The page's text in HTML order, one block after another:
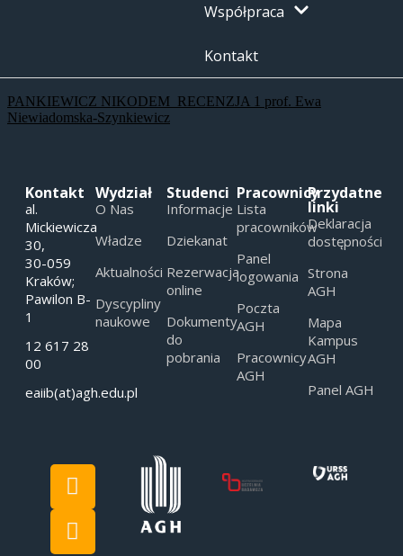
Współpraca
Kontakt
PANKIEWICZ NIKODEM_RECENZJA 1 prof. Ewa
Niewiadomska-Szynkiewicz
Kontakt
al.
Mickiewicza
30,
30-059
Kraków;
Pawilon B-
1
12 617 28
00
eaiib(at)agh.edu.pl
Wydział
O Nas
Władze
Aktualności
Dyscypliny
naukowe
Studenci
Informacje
Dziekanat
Rezerwacja
online
Dokumenty
do
pobrania
Pracownicy
Lista
pracowników
Panel
logowania
Poczta
AGH
Pracownicy
AGH
Przydatne
linki
Deklaracja
dostępności
Strona
AGH
Mapa
Kampus
AGH
Panel AGH